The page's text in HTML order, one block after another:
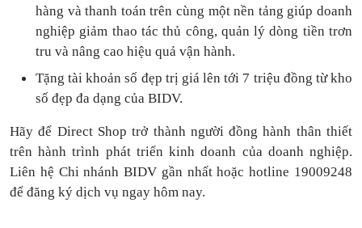
hàng và thanh toántrên cùng một nền tảng giúp doanh
nghiệp giảm thao tác thủ công, quản lý dòng tiền trơn
tru và nâng cao hiệu quả vận hành.
Tặngtài khoản số đẹp trị giá lên tới 7 triệu đồng từ kho
số đẹp đa dạng của BIDV.
Hãy để Direct Shop trở thành người đồng hành thân thiết
trên hành trình phát triển kinh doanh của doanh nghiệp.
Liên hệ Chi nhánh BIDV gần nhất hoặc hotline 19009248
để đăng ký dịch vụ ngay hôm nay.